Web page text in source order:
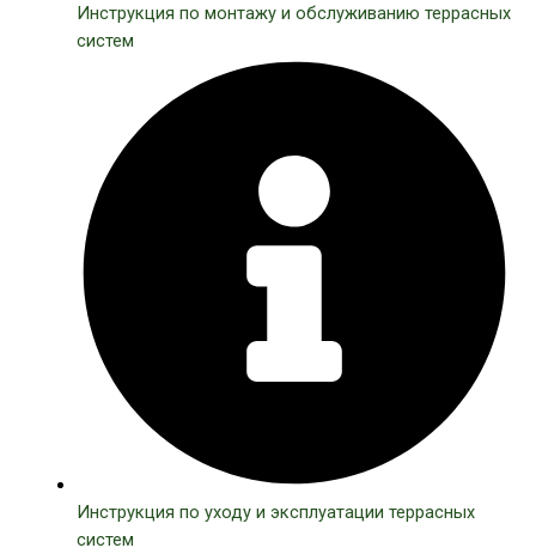
Инструкция по монтажу и обслуживанию террасных
систем
Инструкция по уходу и эксплуатации террасных
систем